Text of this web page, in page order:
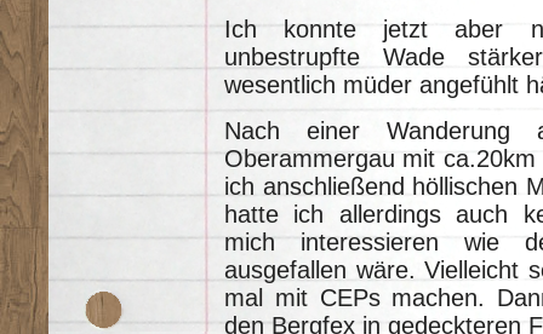
Ich konnte jetzt aber
unbestrupfte Wade
wesentlich müder angefühlt
Nach einer
Oberammergau mit
ich anschließend höllischen
hatte ich allerdings auch
mich interessieren wie
ausgefallen wäre. Vielleicht
mal mit CEPs machen.
den Bergfex in gedeckteren